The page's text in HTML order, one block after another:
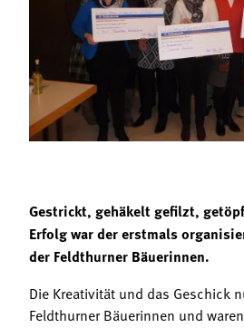
Mitgliedschaft
Landessekretariat
Bäuerliche Buffets
Hofgeschichten
Gestrickt, gehäkelt gefilzt,
Erfolg war der erstmals
der Feldthurner Bäuerinnen.
Die Kreativität und das Geschick
Feldthurner Bäuerinnen und